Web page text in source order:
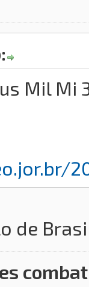
Mil Mi
de